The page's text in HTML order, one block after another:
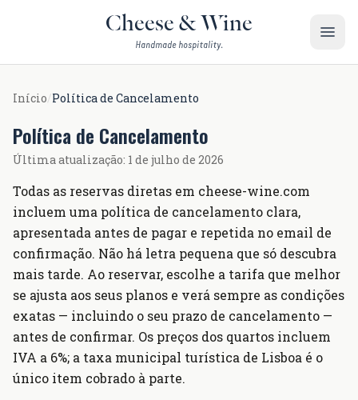
Cheese & Wine
Handmade hospitality.
Início/Política de Cancelamento
Política de Cancelamento
Última atualização: 1 de julho de 2026
Todas as reservas diretas em cheese-wine.com
incluem uma política de cancelamento clara,
apresentada antes de pagar e repetida no email de
confirmação. Não há letra pequena que só descubra
mais tarde. Ao reservar, escolhe a tarifa que melhor
se ajusta aos seus planos e verá sempre as condições
exatas — incluindo o seu prazo de cancelamento —
antes de confirmar. Os preços dos quartos incluem
IVA a 6%; a taxa municipal turística de Lisboa é o
único item cobrado à parte.